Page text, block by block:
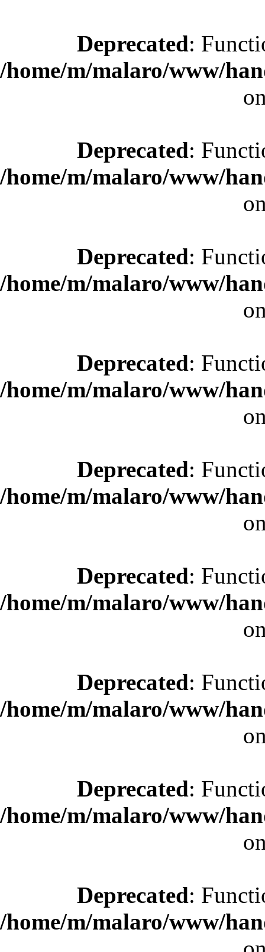
Deprecated:
/home/m/malaro/www/
Deprecated:
/home/m/malaro/www/
Deprecated:
/home/m/malaro/www/
Deprecated:
/home/m/malaro/www/
Deprecated:
/home/m/malaro/www/
Deprecated:
/home/m/malaro/www/
Deprecated:
/home/m/malaro/www/
Deprecated:
/home/m/malaro/www/
Deprecated:
/home/m/malaro/www/